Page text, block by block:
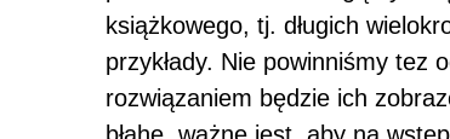
książkowego, tj. długich
przykłady. Nie powinniśmy tez
rozwiązaniem będzie ich